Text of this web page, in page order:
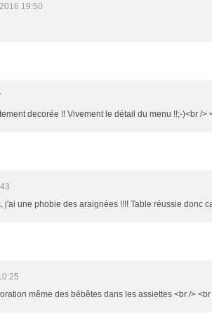
19:50
decorée !! Vivement le détail du menu !!;-)<br />
j'ai une phobie des araignées !!!! Table réussie donc
même des bébêtes dans les assiettes <br />